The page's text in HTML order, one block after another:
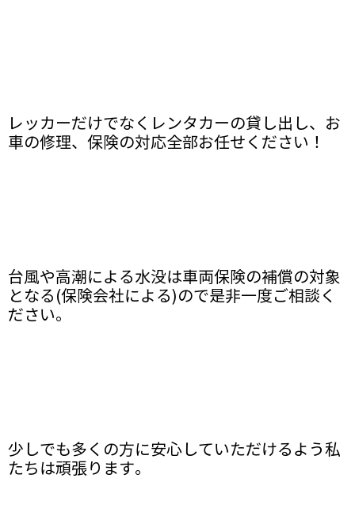
レッカーだけでなくレンタカーの貸し出し、お
車の修理、保険の対応全部お任せください！
台風や高潮による水没は車両保険の補償の対象
となる(保険会社による)ので是非一度ご相談く
ださい。
少しでも多くの方に安心していただけるよう私
たちは頑張ります。